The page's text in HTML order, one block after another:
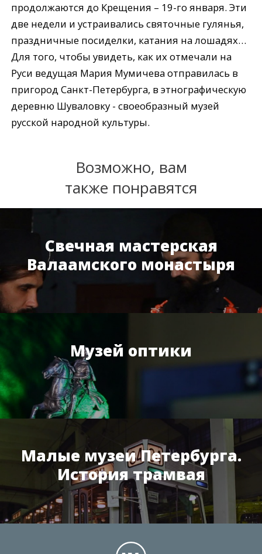
продолжаются до Крещения – 19-го января. Эти
две недели и устраивались святочные гулянья,
праздничные посиделки, катания на лошадях…
Для того, чтобы увидеть, как их отмечали на
Руси ведущая Мария Мумичева отправилась в
пригород Санкт-Петербурга, в этнографическую
деревню Шуваловку - своеобразный музей
русской народной культуры.
Возможно, вам
также понравятся
Свечная мастерская
Валаамского монастыря
Музей оптики
Малые музеи Петербурга.
История трамвая